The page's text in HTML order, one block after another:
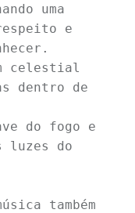
uma
e
celestial
dentro de
do fogo e
luzes do
também